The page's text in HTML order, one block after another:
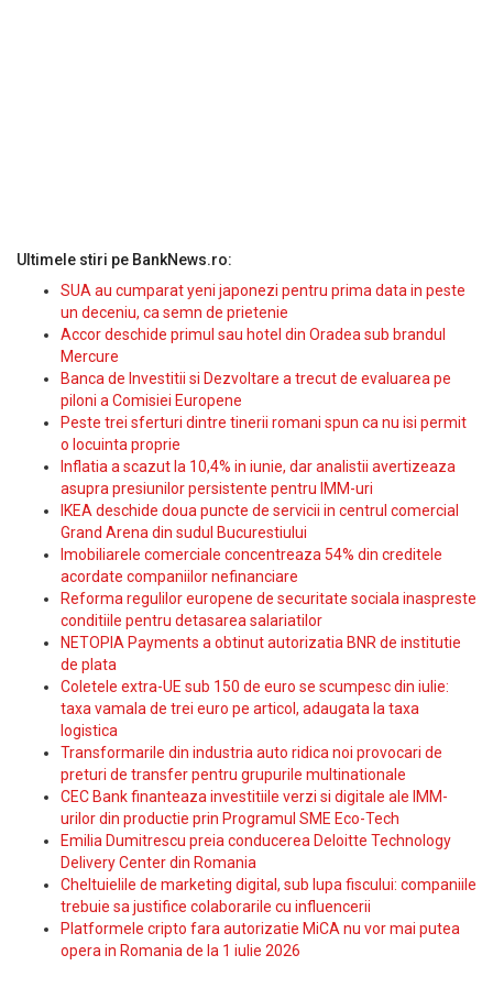
Ultimele stiri pe BankNews.ro:
SUA au cumparat yeni japonezi pentru prima data in peste
un deceniu, ca semn de prietenie
Accor deschide primul sau hotel din Oradea sub brandul
Mercure
Banca de Investitii si Dezvoltare a trecut de evaluarea pe
piloni a Comisiei Europene
Peste trei sferturi dintre tinerii romani spun ca nu isi permit
o locuinta proprie
Inflatia a scazut la 10,4% in iunie, dar analistii avertizeaza
asupra presiunilor persistente pentru IMM-uri
IKEA deschide doua puncte de servicii in centrul comercial
Grand Arena din sudul Bucurestiului
Imobiliarele comerciale concentreaza 54% din creditele
acordate companiilor nefinanciare
Reforma regulilor europene de securitate sociala inaspreste
conditiile pentru detasarea salariatilor
NETOPIA Payments a obtinut autorizatia BNR de institutie
de plata
Coletele extra-UE sub 150 de euro se scumpesc din iulie:
taxa vamala de trei euro pe articol, adaugata la taxa
logistica
Transformarile din industria auto ridica noi provocari de
preturi de transfer pentru grupurile multinationale
CEC Bank finanteaza investitiile verzi si digitale ale IMM-
urilor din productie prin Programul SME Eco-Tech
Emilia Dumitrescu preia conducerea Deloitte Technology
Delivery Center din Romania
Cheltuielile de marketing digital, sub lupa fiscului: companiile
trebuie sa justifice colaborarile cu influencerii
Platformele cripto fara autorizatie MiCA nu vor mai putea
opera in Romania de la 1 iulie 2026